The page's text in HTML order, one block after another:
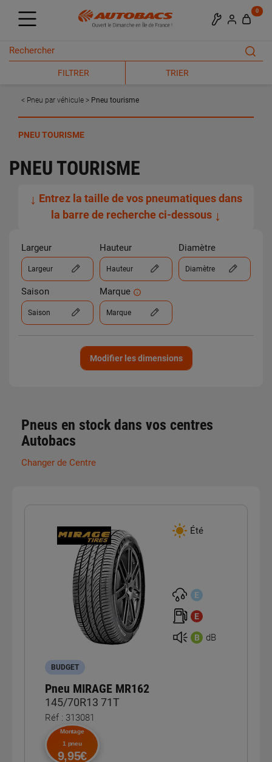
0
FILTRER TRIER
Pneu par véhicule Pneu tourisme
PNEU TOURISME
PNEU TOURISME
↓ Entrez la taille de vos pneumatiques dans
la barre de recherche ci-dessous ↓
Largeur
Largeur
Hauteur
Hauteur
Diamètre
Diamètre
Saison
Saison
Marque
Marque
Modifier les dimensions
Pneus en stock dans vos centres
Autobacs
Changer de Centre
Été
E
E
B dB
BUDGET
Pneu MIRAGE MR162
145/70R13 71T
Réf : 313081
Montage
1 pneu
9,95€